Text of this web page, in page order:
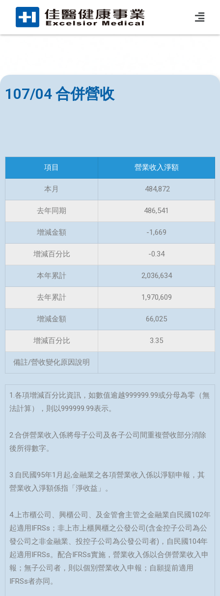
107/04 合併營收
項目 營業收入淨額
本月 484,872
去年同期 486,541
增減金額 -1,669
增減百分比 -0.34
本年累計 2,036,634
去年累計 1,970,609
增減金額 66,025
增減百分比 3.35
備註/營收變化原因說明
1.各項增減百分比資訊，如數值逾越999999.99或分母為零（無
法計算），則以999999.99表示。
2.合併營業收入係將母子公司及各子公司間重複營收部分消除
後所得數字。
3.自民國95年1月起,金融業之各項營業收入係以淨額申報，其
營業收入淨額係指「淨收益」。
4.上市櫃公司、興櫃公司、及金管會主管之金融業自民國102年
起適用IFRSs；非上市上櫃興櫃之公發公司(含金控子公司為公
發公司之非金融業、投控子公司為公發公司者)，自民國104年
起適用IFRSs。配合IFRSs實施，營業收入係以合併營業收入申
報；無子公司者，則以個別營業收入申報；自願提前適用
IFRSs者亦同。